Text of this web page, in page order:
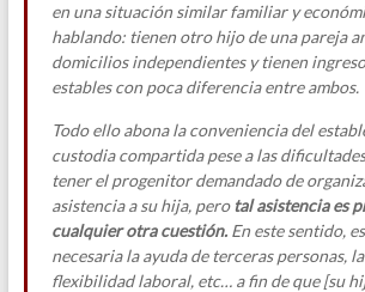
en una situación similar familiar y
hablando: tienen otro hijo de una pareja
domicilios independientes y tienen
estables con poca diferencia entre ambos.
Todo ello abona la conveniencia del
custodia compartida pese a las
tener el progenitor demandado de
asistencia a su hija, perotal asistencia es
cualquier otra cuestión.En este sentido,
necesaria la ayuda de terceras personas,
flexibilidad laboral, etc… a fin de que [su